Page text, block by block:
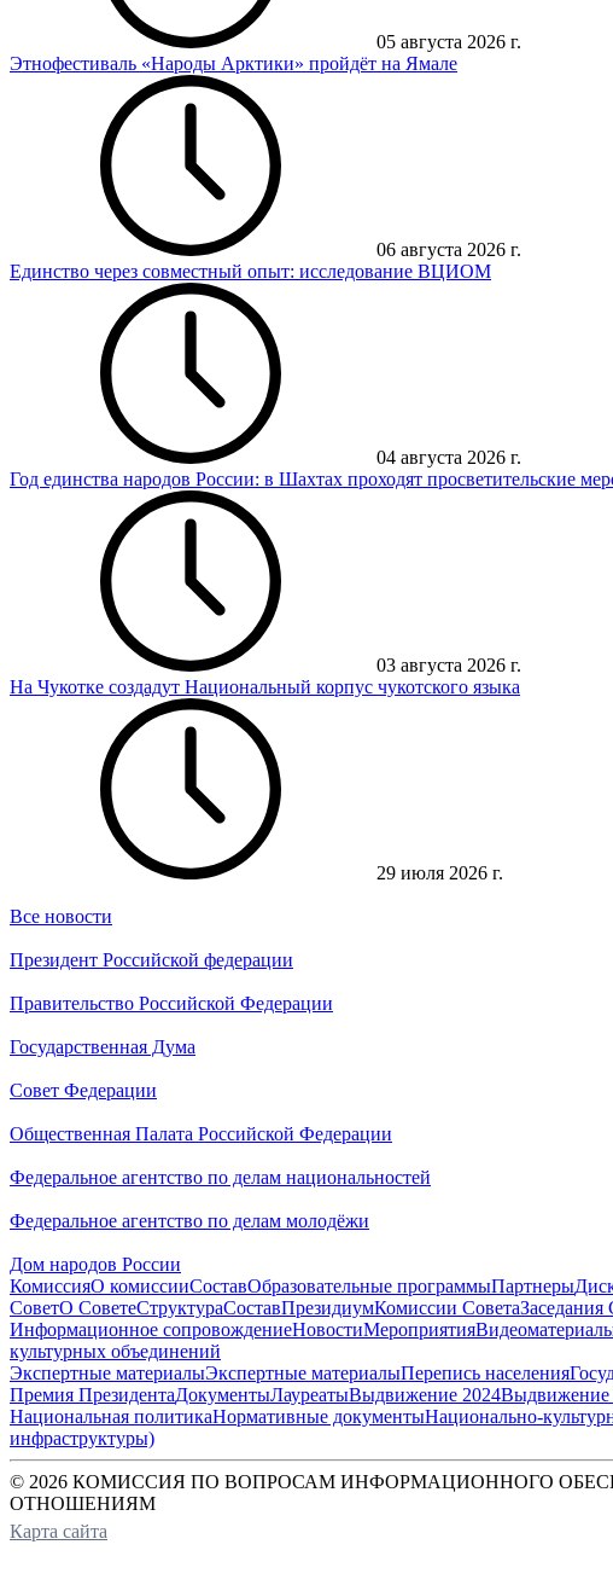
05 августа 2026 г.
Этнофестиваль «Народы Арктики» пройдёт на Ямале
06 августа 2026 г.
Единство через совместный опыт: исследование ВЦИОМ
04 августа 2026 г.
Год единства народов России: в Шахтах проходят просветительские
03 августа 2026 г.
На Чукотке создадут Национальный корпус чукотского языка
29 июля 2026 г.
Все новости
Президент Российской федерации
Правительство Российской Федерации
Государственная Дума
Совет Федерации
Общественная Палата Российской Федерации
Федеральное агентство по делам национальностей
Федеральное агентство по делам молодёжи
Дом народов России
КомиссияО комиссииСоставОбразовательные программыПартнеры
СоветО СоветеСтруктураСоставПрезидиумКомиссии СоветаЗаседания
Информационное сопровождениеНовостиМероприятия
культурных объединений
Экспертные материалыЭкспертные материалыПерепись населения
Премия ПрезидентаДокументыЛауреатыВыдвижение 2024Выдвижение
Национальная политикаНормативные документыНационально-
инфраструктуры)
© 2026 КОМИССИЯ ПО ВОПРОСАМ ИНФОРМАЦИОННОГО
ОТНОШЕНИЯМ
Карта сайта